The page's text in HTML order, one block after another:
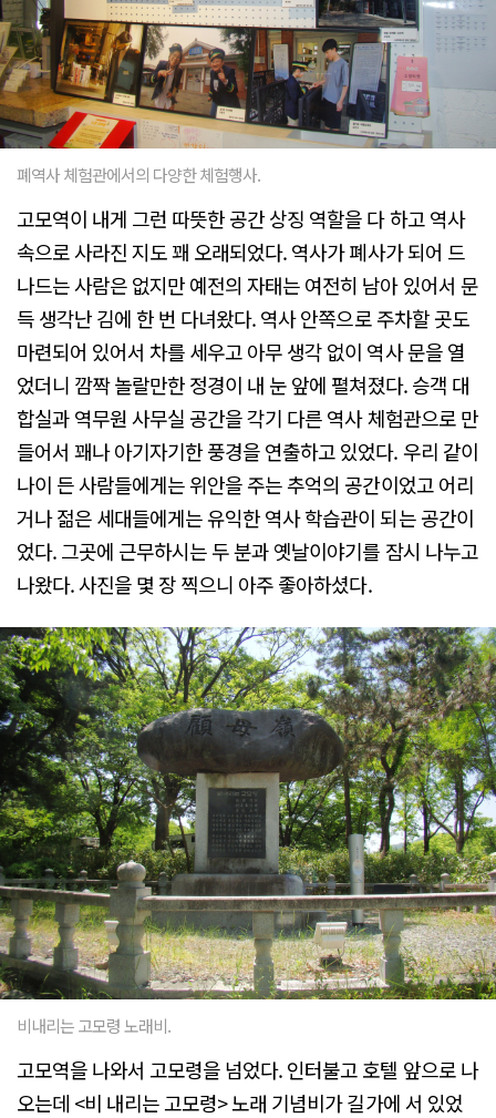
폐역사 체험관에서의 다양한 체험행사.
고모역이 내게 그런 따뜻한 공간 상징 역할을 다 하고 역사
속으로 사라진 지도 꽤 오래되었다. 역사가 폐사가 되어 드
나드는 사람은 없지만 예전의 자태는 여전히 남아 있어서 문
득 생각난 김에 한 번 다녀왔다. 역사 안쪽으로 주차할 곳도
마련되어 있어서 차를 세우고 아무 생각 없이 역사 문을 열
었더니 깜짝 놀랄만한 정경이 내 눈 앞에 펼쳐졌다. 승객 대
합실과 역무원 사무실 공간을 각기 다른 역사 체험관으로 만
들어서 꽤나 아기자기한 풍경을 연출하고 있었다. 우리 같이
나이 든 사람들에게는 위안을 주는 추억의 공간이었고 어리
거나 젊은 세대들에게는 유익한 역사 학습관이 되는 공간이
었다. 그곳에 근무하시는 두 분과 옛날이야기를 잠시 나누고
나왔다. 사진을 몇 장 찍으니 아주 좋아하셨다.
비내리는 고모령 노래비.
고모역을 나와서 고모령을 넘었다. 인터불고 호텔 앞으로 나
오는데 <비 내리는 고모령> 노래 기념비가 길가에 서 있었